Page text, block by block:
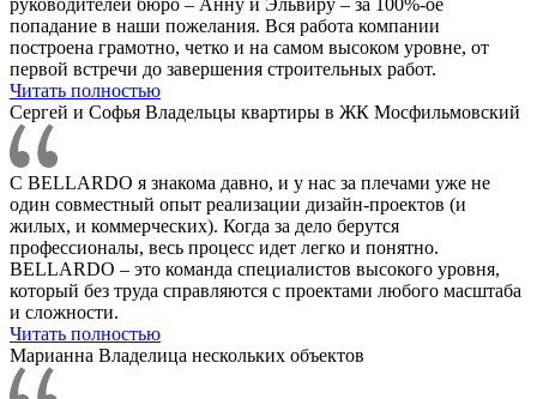
попадание в наши пожелания. Вся работа компании
построена грамотно, четко и на самом высоком уровне, от
первой встречи до завершения строительных работ.
Читать полностью
Сергей и Софья Владельцы квартиры в ЖК Мосфильмовский
С BELLARDO я знакома давно, и у нас за плечами уже не
один совместный опыт реализации дизайн-проектов (и
жилых, и коммерческих). Когда за дело берутся
профессионалы, весь процесс идет легко и понятно.
BELLARDO – это команда специалистов высокого уровня,
который без труда справляются с проектами любого масштаба
и сложности.
Читать полностью
Марианна Владелица нескольких объектов